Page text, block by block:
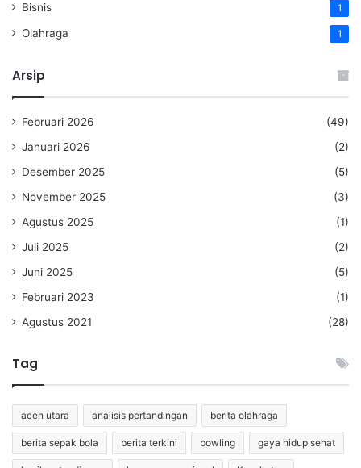
Bisnis 1
Olahraga 1
Arsip
Februari 2026
(49)
Januari 2026
(2)
Desember 2025
(5)
November 2025
(3)
Agustus 2025
(1)
Juli 2025
(2)
Juni 2025
(5)
Februari 2023
(1)
Agustus 2021
(28)
Tag
aceh utara analisis pertandingan berita olahraga
berita sepak bola berita terkini bowling gaya hidup sehat